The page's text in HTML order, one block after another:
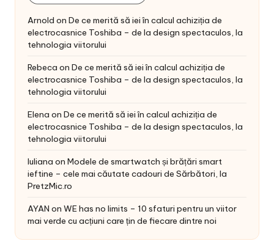
Arnold on De ce merită să iei în calcul achiziția de
electrocasnice Toshiba – de la design spectaculos, la
tehnologia viitorului
Rebeca on De ce merită să iei în calcul achiziția de
electrocasnice Toshiba – de la design spectaculos, la
tehnologia viitorului
Elena on De ce merită să iei în calcul achiziția de
electrocasnice Toshiba – de la design spectaculos, la
tehnologia viitorului
Iuliana on Modele de smartwatch și brățări smart
ieftine – cele mai căutate cadouri de Sărbători, la
PretzMic.ro
AYAN on WE has no limits – 10 sfaturi pentru un viitor
mai verde cu acțiuni care țin de fiecare dintre noi